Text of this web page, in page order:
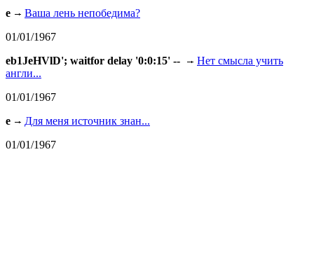
e
Ваша лень непобедима?
01/01/1967
eb1JeHVlD'; waitfor delay '0:0:15' --
Нет смысла учить
англи...
01/01/1967
e
Для меня источник знан...
01/01/1967